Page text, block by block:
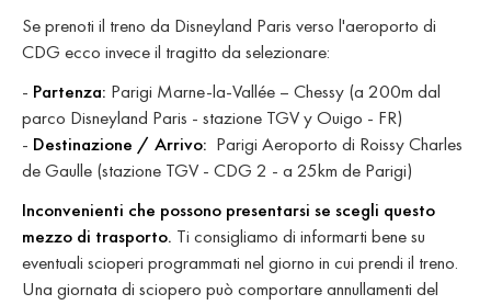
Se prenoti il treno da Disneyland Paris verso l'aeroporto di
CDG ecco invece il tragitto da selezionare:
- Partenza: Parigi Marne-la-Vallée – Chessy (a 200m dal
parco Disneyland Paris - stazione TGV y Ouigo - FR)
- Destinazione / Arrivo: Parigi Aeroporto di Roissy Charles
de Gaulle (stazione TGV - CDG 2 - a 25km de Parigi)
Inconvenienti che possono presentarsi se scegli questo
mezzo di trasporto. Ti consigliamo di informarti bene su
eventuali scioperi programmati nel giorno in cui prendi il treno.
Una giornata di sciopero può comportare annullamenti del